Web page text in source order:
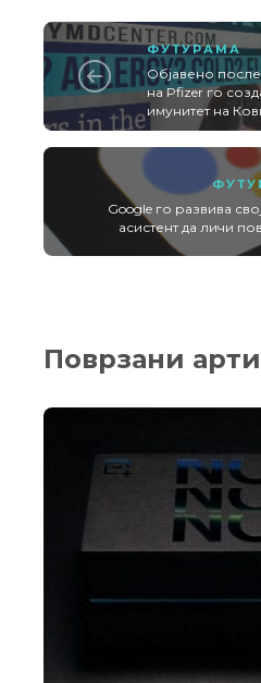
ФУТУРАМА
Објавено
на Pfizer го
имунитет на
Google го развива
асистент да личи
Поврзани